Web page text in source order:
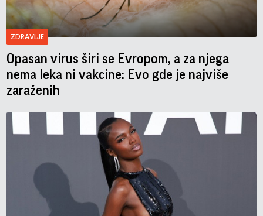
ZDRAVLJE
Opasan virus širi se Evropom, a za njega
nema leka ni vakcine: Evo gde je najviše
zaraženih